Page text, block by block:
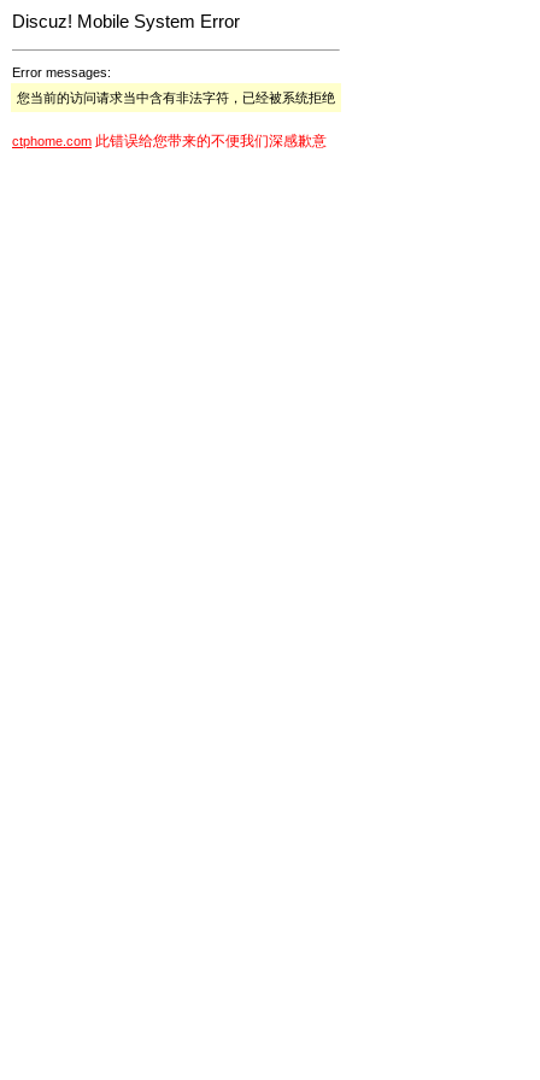
Discuz! Mobile System Error
Error messages:
您当前的访问请求当中含有非法字符，已经被系统拒绝
ctphome.com 此错误给您带来的不便我们深感歉意